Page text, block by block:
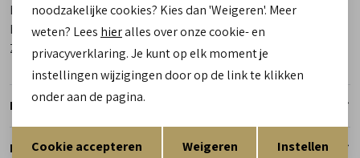
Materiaal buitenkant
Leer
Materiaal binnenkant
Leer
Zool
Rubber
Retourneren
Reserveer en pas in de winkel
Terug Opslaan
noodzakelijke cookies? Kies dan 'Weigeren'. Meer
weten? Lees hieralles over onze cookie- en
privacyverklaring. Je kunt op elk moment je
instellingen wijzigingen door op de link te klikken
onder aan de pagina.
Cookie accepteren Weigeren Instellen